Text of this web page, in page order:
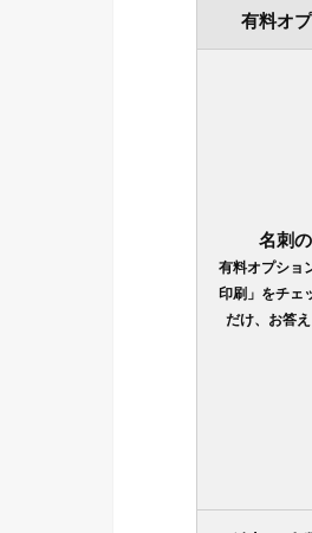
有料オ
名刺
有料オプショ
印刷」をチェ
だけ、お答え